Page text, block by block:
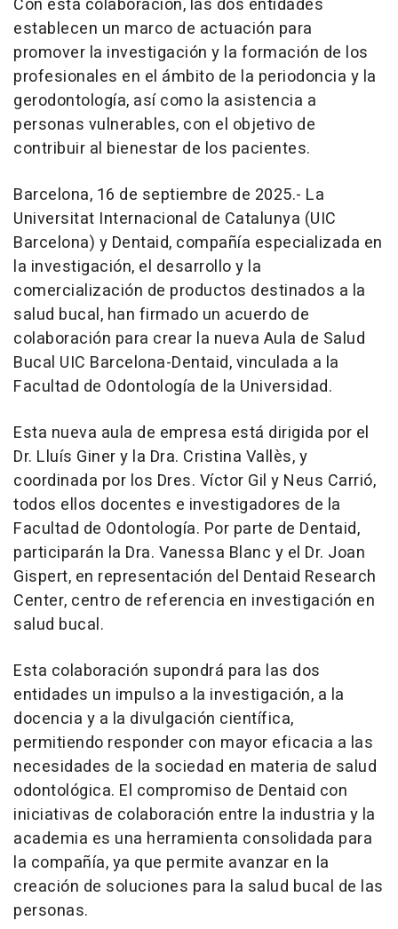
Con esta colaboración, las dos entidades
establecen un marco de actuación para
promover la investigación y la formación de los
profesionales en el ámbito de la periodoncia y la
gerodontología, así como la asistencia a
personas vulnerables, con el objetivo de
contribuir al bienestar de los pacientes.
Barcelona, 16 de septiembre de 2025.- La
Universitat Internacional de Catalunya (UIC
Barcelona) y Dentaid, compañía especializada en
la investigación, el desarrollo y la
comercialización de productos destinados a la
salud bucal, han firmado un acuerdo de
colaboración para crear la nueva Aula de Salud
Bucal UIC Barcelona-Dentaid, vinculada a la
Facultad de Odontología de la Universidad.
Esta nueva aula de empresa está dirigida por el
Dr. Lluís Giner y la Dra. Cristina Vallès, y
coordinada por los Dres. Víctor Gil y Neus Carrió,
todos ellos docentes e investigadores de la
Facultad de Odontología. Por parte de Dentaid,
participarán la Dra. Vanessa Blanc y el Dr. Joan
Gispert, en representación del Dentaid Research
Center, centro de referencia en investigación en
salud bucal.
Esta colaboración supondrá para las dos
entidades un impulso a la investigación, a la
docencia y a la divulgación científica,
permitiendo responder con mayor eficacia a las
necesidades de la sociedad en materia de salud
odontológica. El compromiso de Dentaid con
iniciativas de colaboración entre la industria y la
academia es una herramienta consolidada para
la compañía, ya que permite avanzar en la
creación de soluciones para la salud bucal de las
personas.